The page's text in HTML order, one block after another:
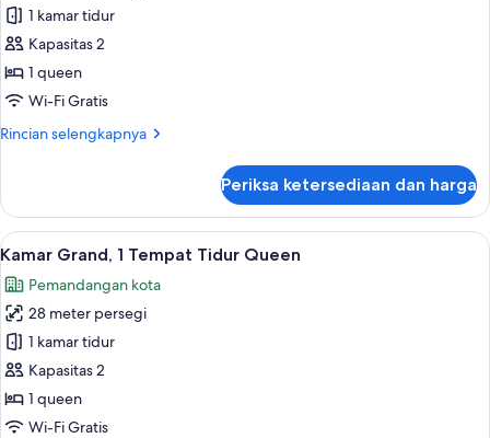
Kamar
Standar,
1
Tempat
Queen,
1 kamar tidur
Kapasitas 2
1 queen
Wi-Fi Gratis
Rincian selengkapnya
Rincian
Kamar
Standar,
1
Tidur
Queen,
pemandangan
kota
Periksa ketersediaan dan harga
Lihat
semua
foto
untuk
Kamar
Grand,
1
Tempat
Kamar Grand, 1 Tempat Tidur
6
Kamar Grand, 1 Tempat Tidur Queen
Pemandangan kota
28 meter persegi
1 kamar tidur
Kapasitas 2
1 queen
Wi-Fi Gratis